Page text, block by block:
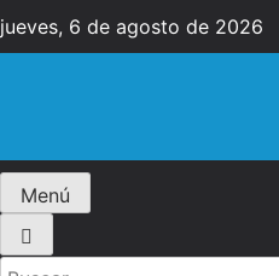
Saltar
al
jueves, 6 de agosto de 2026
Diario EL SOL
Menú
Buscar: